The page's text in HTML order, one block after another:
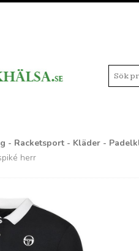
- Racketsport - Kläder -
herr